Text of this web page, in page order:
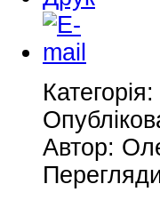
Категорія:
Автор: